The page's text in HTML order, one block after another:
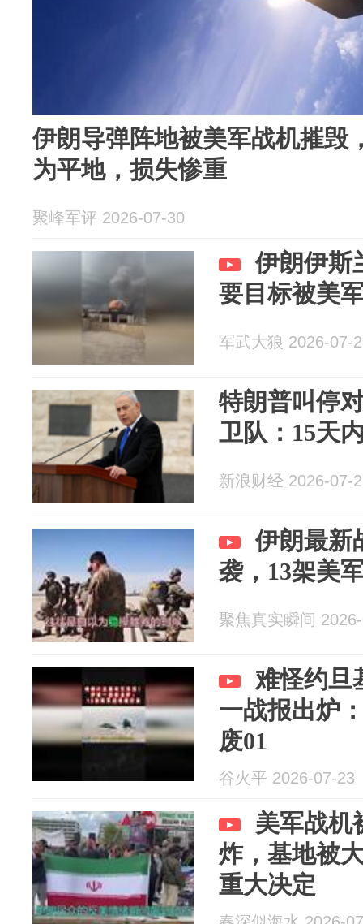
伊朗导弹阵地被美军战机摧毁
为平地，损失惨重
聚峰军评 2026-07-30
伊朗伊斯
要目标被美
军武大狼 2026-07-
特朗普叫停
卫队：15天
新浪财经 2026-07-
伊朗最新
袭，13架美
聚焦真实瞬间
难怪约旦
一战报出炉
废01
谷火平 2026-07-23
美军战机
炸，基地被
重大决定